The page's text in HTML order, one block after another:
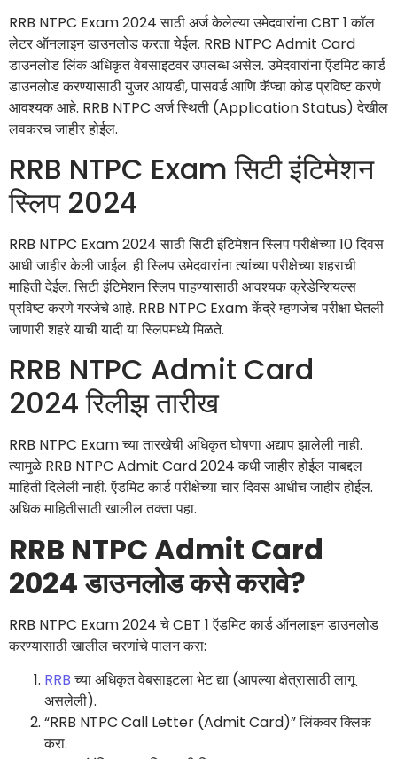
RRB NTPC Exam 2024 साठी अर्ज केलेल्या उमेदवारांना CBT 1 कॉल
लेटर ऑनलाइन डाउनलोड करता येईल. RRB NTPC Admit Card
डाउनलोड लिंक अधिकृत वेबसाइटवर उपलब्ध असेल. उमेदवारांना ऍडमिट कार्ड
डाउनलोड करण्यासाठी युजर आयडी, पासवर्ड आणि कॅप्चा कोड प्रविष्ट करणे
आवश्यक आहे. RRB NTPC अर्ज स्थिती (Application Status) देखील
लवकरच जाहीर होईल.
RRB NTPC Exam सिटी इंटिमेशन
स्लिप 2024
RRB NTPC Exam 2024 साठी सिटी इंटिमेशन स्लिप परीक्षेच्या 10 दिवस
आधी जाहीर केली जाईल. ही स्लिप उमेदवारांना त्यांच्या परीक्षेच्या शहराची
माहिती देईल. सिटी इंटिमेशन स्लिप पाहण्यासाठी आवश्यक क्रेडेन्शियल्स
प्रविष्ट करणे गरजेचे आहे. RRB NTPC Exam केंद्रे म्हणजेच परीक्षा घेतली
जाणारी शहरे याची यादी या स्लिपमध्ये मिळते.
RRB NTPC Admit Card
2024 रिलीझ तारीख
RRB NTPC Exam च्या तारखेची अधिकृत घोषणा अद्याप झालेली नाही.
त्यामुळे RRB NTPC Admit Card 2024 कधी जाहीर होईल याबद्दल
माहिती दिलेली नाही. ऍडमिट कार्ड परीक्षेच्या चार दिवस आधीच जाहीर होईल.
अधिक माहितीसाठी खालील तक्ता पहा.
RRB NTPC Admit Card
2024 डाउनलोड कसे करावे?
RRB NTPC Exam 2024 चे CBT 1 ऍडमिट कार्ड ऑनलाइन डाउनलोड
करण्यासाठी खालील चरणांचे पालन करा:
RRBच्या अधिकृत वेबसाइटला भेट द्या (आपल्या क्षेत्रासाठी लागू
असलेली).
“RRB NTPC Call Letter (Admit Card)” लिंकवर क्लिक
करा.